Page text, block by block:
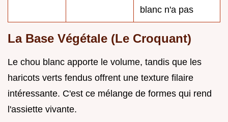
blanc n'a pas
La Base Végétale (Le Croquant)
Le chou blanc apporte le volume, tandis que les
haricots verts fendus offrent une texture filaire
intéressante. C'est ce mélange de formes qui rend
l'assiette vivante.